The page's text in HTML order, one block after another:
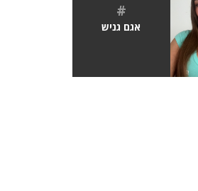
#
אגם גניש